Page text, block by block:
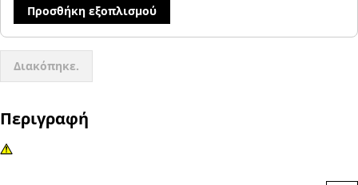
Προσθήκη εξοπλισμού
Διακόπηκε.
Περιγραφή